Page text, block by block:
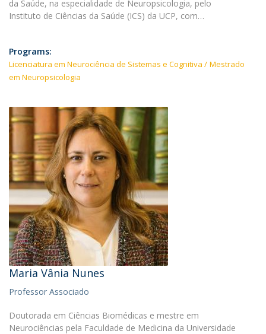
da Saúde, na especialidade de Neuropsicologia, pelo
Instituto de Ciências da Saúde (ICS) da UCP, com…
Programs:
Licenciatura em Neurociência de Sistemas e Cognitiva
Mestrado
em Neuropsicologia
Maria Vânia Nunes
Professor Associado
Doutorada em Ciências Biomédicas e mestre em
Neurociências pela Faculdade de Medicina da Universidade